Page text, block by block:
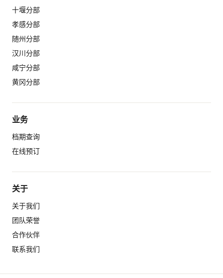
十堰分部
孝感分部
随州分部
汉川分部
咸宁分部
黄冈分部
业务
档期查询
在线预订
关于
关于我们
团队荣誉
合作伙伴
联系我们